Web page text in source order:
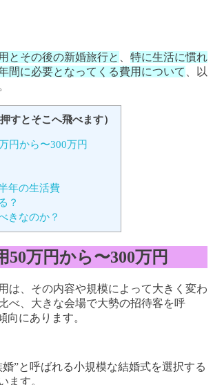
とその後の新婚旅行と
特に生活に慣れ
間に必要となってくる費用について
、以
すとそこへ飛べます）
円から〜300万円
年の生活費
？
きなのか？
50万円から〜300万円
は、その内容や規模によって大きく変わ
べ、大きな会場で大勢の招待客を呼
向にあります。
”と呼ばれる小規模な結婚式を選択する
ます。